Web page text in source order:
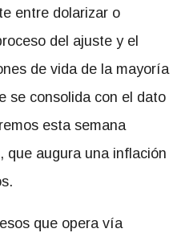
entre dolarizar o
del ajuste y el
de vida de la mayoría
se consolida con el dato
esta semana
que augura una inflación
que opera vía